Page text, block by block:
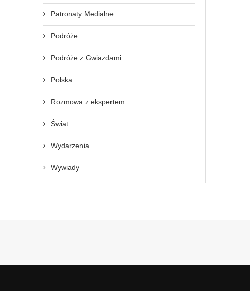
Patronaty Medialne
Podróże
Podróże z Gwiazdami
Polska
Rozmowa z ekspertem
Świat
Wydarzenia
Wywiady